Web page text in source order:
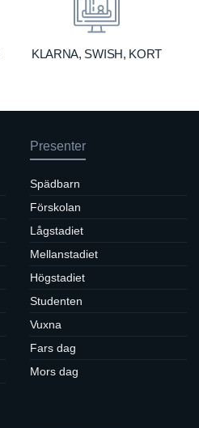
KLARNA, SWISH, KORT
Presenter
Spädbarn
Förskolan
Lågstadiet
Mellanstadiet
Högstadiet
Studenten
Vuxna
Fars dag
Mors dag